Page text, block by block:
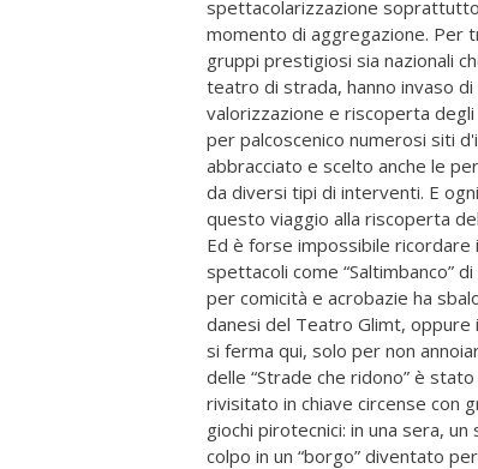
spettacolarizzazione
momento di aggregazione. Per
gruppi prestigiosi sia nazionali
teatro di strada, hanno invaso
valorizzazione e riscoperta
per palcoscenico numerosi siti
abbracciato e scelto anche le
da diversi tipi di interventi. E
questo viaggio alla riscoperta
Ed è forse impossibile
spettacoli come “Saltimbanco”
per comicità e acrobazie ha
danesi del Teatro Glimt, oppure
si ferma qui, solo per non
delle “Strade che ridono” è
rivisitato in chiave circense con
giochi pirotecnici: in una sera,
colpo in un “borgo” diventato